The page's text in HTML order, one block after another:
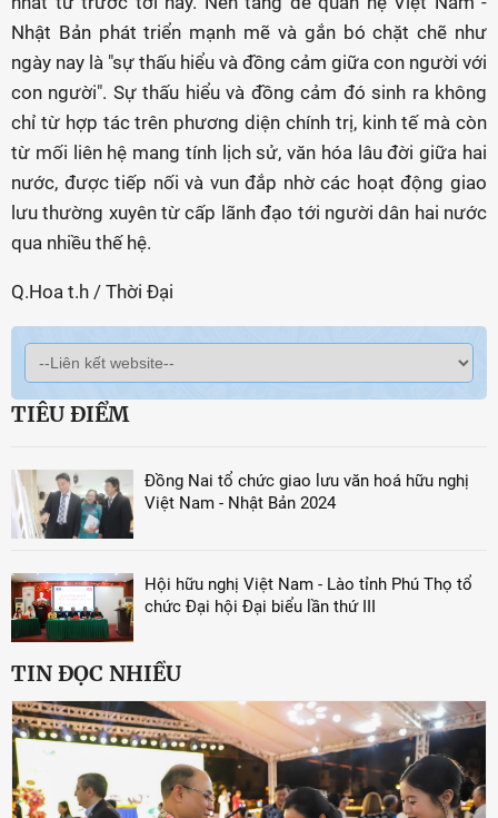
Nhật Bản phát triển mạnh mẽ và gắn bó chặt chẽ như
ngày nay là "sự thấu hiểu và đồng cảm giữa con người với
con người". Sự thấu hiểu và đồng cảm đó sinh ra không
chỉ từ hợp tác trên phương diện chính trị, kinh tế mà còn
từ mối liên hệ mang tính lịch sử, văn hóa lâu đời giữa hai
nước, được tiếp nối và vun đắp nhờ các hoạt động giao
lưu thường xuyên từ cấp lãnh đạo tới người dân hai nước
qua nhiều thế hệ.
Q.Hoa t.h / Thời Đại
TIÊU ĐIỂM
Đồng Nai tổ chức giao lưu văn hoá hữu nghị
Việt Nam - Nhật Bản 2024
Hội hữu nghị Việt Nam - Lào tỉnh Phú Thọ tổ
chức Đại hội Đại biểu lần thứ III
TIN ĐỌC NHIỀU